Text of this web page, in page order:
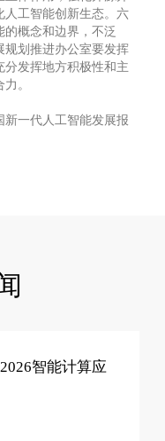
人工智能创新生态。六
概念和边界，不泛
规划推进办公室要发挥
发挥地方积极性和主
。
一代人工智能发展报
智能计算应